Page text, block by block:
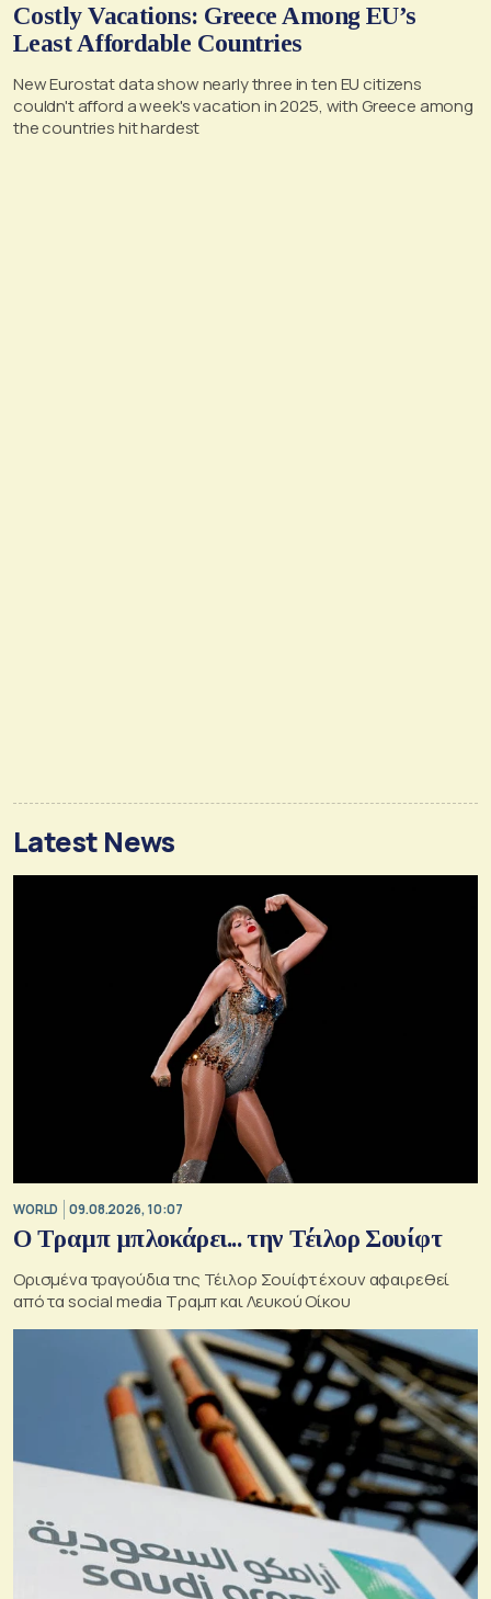
Costly Vacations: Greece Among EU’s
Least Affordable Countries
New Eurostat data show nearly three in ten EU citizens
couldn't afford a week's vacation in 2025, with Greece among
the countries hit hardest
Latest News
WORLD 09.08.2026, 10:07
Ο Τραμπ μπλοκάρει... την Τέιλορ Σουίφτ
Ορισμένα τραγούδια της Τέιλορ Σουίφτ έχουν αφαιρεθεί
από τα social media Τραμπ και Λευκού Οίκου